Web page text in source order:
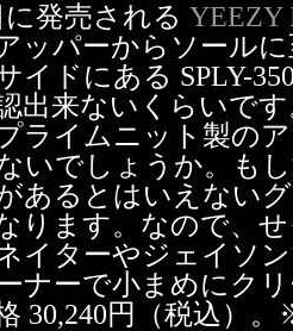
に発売される YEEZY
ッパーからソール
イドにある SPLY-
出来ないくらいで
ライムニット製の
いでしょうか。も
あるとはいえない
ります。なので、
イターやジェイソ
ナーで小まめにク
30,240円（税込）